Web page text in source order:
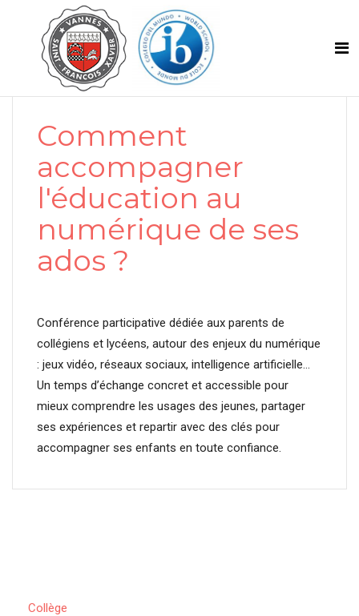
Comment
accompagner
l'éducation au
numérique de ses
ados ?
Conférence participative dédiée aux parents de
collégiens et lycéens, autour des enjeux du numérique
: jeux vidéo, réseaux sociaux, intelligence artificielle…
Un temps d’échange concret et accessible pour
mieux comprendre les usages des jeunes, partager
ses expériences et repartir avec des clés pour
accompagner ses enfants en toute confiance.
Collège